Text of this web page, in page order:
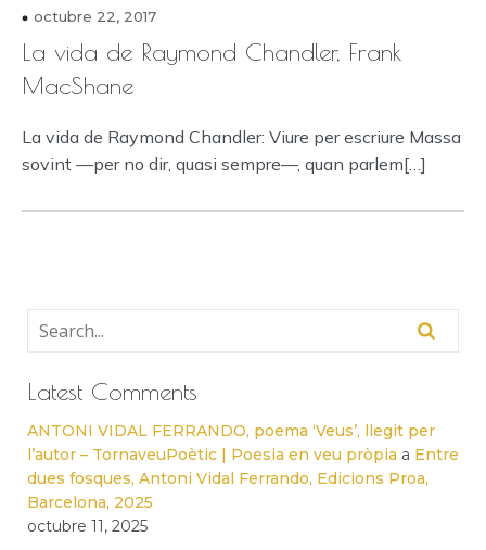
octubre 22, 2017
La vida de Raymond Chandler, Frank
MacShane
La vida de Raymond Chandler: Viure per escriure Massa
sovint —per no dir, quasi sempre—, quan parlem[…]
Latest Comments
ANTONI VIDAL FERRANDO, poema ‘Veus’, llegit per
l’autor – TornaveuPoètic | Poesia en veu pròpia a Entre
dues fosques, Antoni Vidal Ferrando, Edicions Proa,
Barcelona, 2025
octubre 11, 2025